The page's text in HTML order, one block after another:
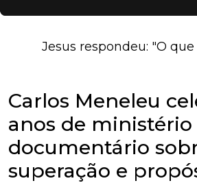
respondeu: "O que é
Carlos Meneleu
anos de
documentário
superação e